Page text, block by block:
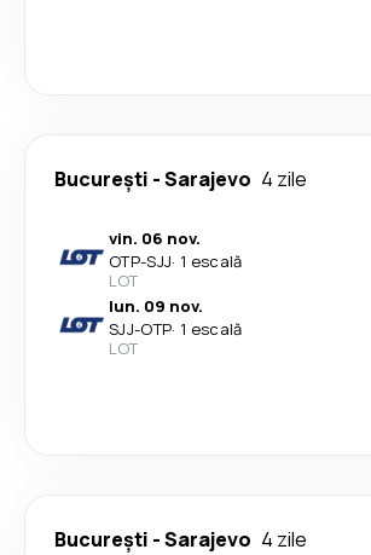
București -Sarajevo 4 zile
vin. 06 nov.
OTP-SJJ· 1 escală
LOT
lun. 09 nov.
SJJ-OTP· 1 escală
LOT
București -Sarajevo 4 zile